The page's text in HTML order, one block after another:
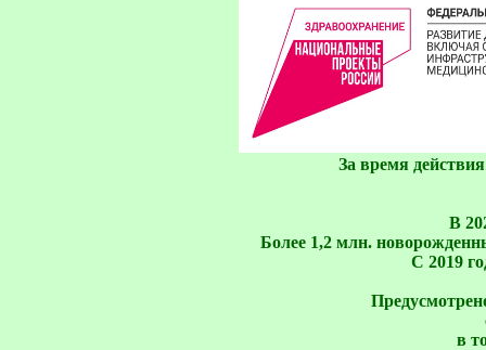
За время
В
Более 1,2 млн.
С 2019
в